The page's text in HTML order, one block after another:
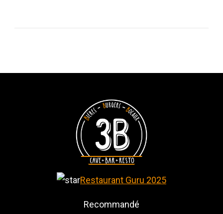
Restaurant Guru 2025
Recommandé